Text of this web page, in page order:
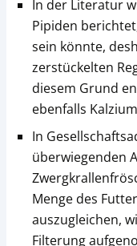
In der Literatur
Pipiden
sein könnte,
zerstückelten
diesem Grund
ebenfalls
In
überwiegenden
Menge des
auszugleichen,
Filterung